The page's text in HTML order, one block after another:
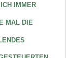
IMMER
MAL DIE